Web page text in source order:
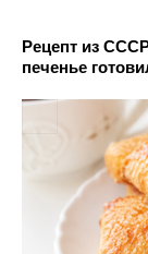
Рецепт из
печенье